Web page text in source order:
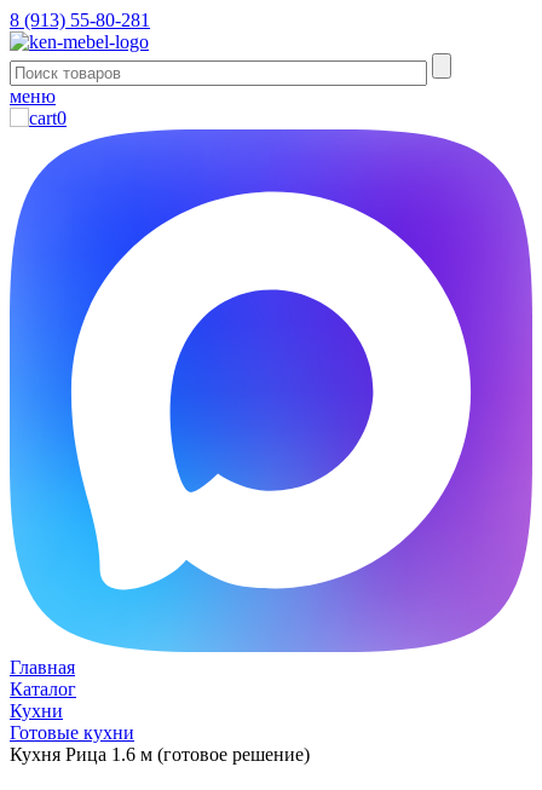
8 (913) 55-80-281
меню
0
Главная
Каталог
Кухни
Готовые кухни
Кухня Рица 1.6 м (готовое решение)